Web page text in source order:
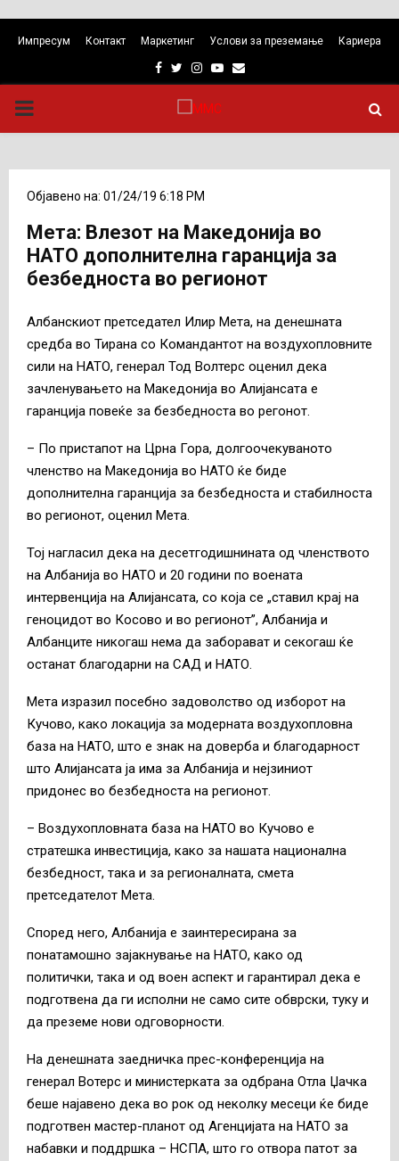
Импресум Контакт Маркетинг Услови за преземање Кариера
Facebook
TwitterInstagram
Youtube
Email
PRIMARY
Објавено на: 01/24/19 6:18 PM
Мета: Влезот на Македонија во
НАТО дополнителна гаранција за
безбедноста во регионот
Албанскиот претседател Илир Мета, на денешната
средба во Тирана со Командантот на воздухопловните
сили на НАТО, генерал Тод Волтерс оценил дека
зачленувањето на Македонија во Алијансата е
гаранција повеќе за безбедноста во регонот.
– По пристапот на Црна Гора, долгоочекуваното
членство на Македонија во НАТО ќе биде
дополнителна гаранција за безбедноста и стабилноста
во регионот, оценил Мета.
Тој нагласил дека на десетгодишнината од членството
на Албанија во НАТО и 20 години по воената
интервенција на Алијансата, со која се „ставил крај на
геноцидот во Косово и во регионот”, Албанија и
Албанците никогаш нема да заборават и секогаш ќе
останат благодарни на САД и НАТО.
Мета изразил посебно задоволство од изборот на
Кучово, како локација за модерната воздухопловна
база на НАТО, што е знак на доверба и благодарност
што Алијансата ја има за Албанија и нејзиниот
придонес во безбедноста на регионот.
– Воздухопловната база на НАТО во Кучово е
стратешка инвестиција, како за нашата национална
безбедност, така и за регионалната, смета
претседателот Мета.
Според него, Албанија е заинтересирана за
понатамошно зајакнување на НАТО, како од
политички, така и од воен аспект и гарантирал дека е
подготвена да ги исполни не само сите обврски, туку и
да преземе нови одговорности.
На денешната заедничка прес-конференција на
генерал Вотерс и министерката за одбрана Отла Џачка
беше најавено дека во рок од неколку месеци ќе биде
подготвен мастер-планот од Агенцијата на НАТО за
набавки и поддршка – НСПА, што го отвора патот за